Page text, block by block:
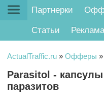
Партнерки
Статьи
ActualTraffic.ru » Офферы »
Parasitol -
паразитов